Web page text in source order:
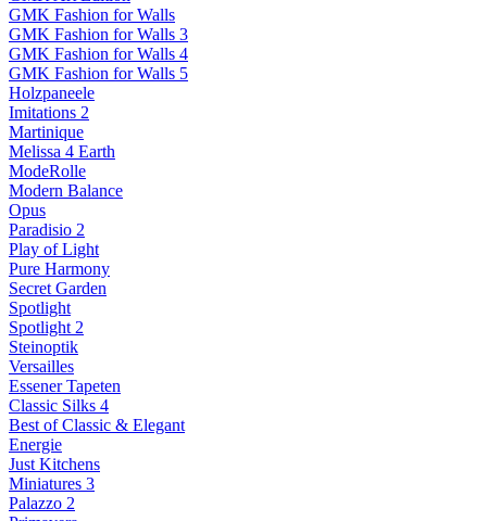
GMK Fashion for Walls
GMK Fashion for Walls 3
GMK Fashion for Walls 4
GMK Fashion for Walls 5
Holzpaneele
Imitations 2
Martinique
Melissa 4 Earth
ModeRolle
Modern Balance
Opus
Paradisio 2
Play of Light
Pure Harmony
Secret Garden
Spotlight
Spotlight 2
Steinoptik
Versailles
Essener Tapeten
Classic Silks 4
Best of Classic & Elegant
Energie
Just Kitchens
Miniatures 3
Palazzo 2